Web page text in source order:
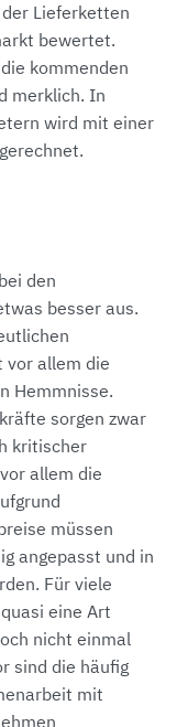
Lieferketten
bewertet.
kommenden
merklich. In
wird mit einer
den
besser aus.
vor allem die
Hemmnisse.
sorgen zwar
kritischer
allem die
müssen
angepasst und in
Für viele
eine Art
nicht einmal
sind die häufig
mit